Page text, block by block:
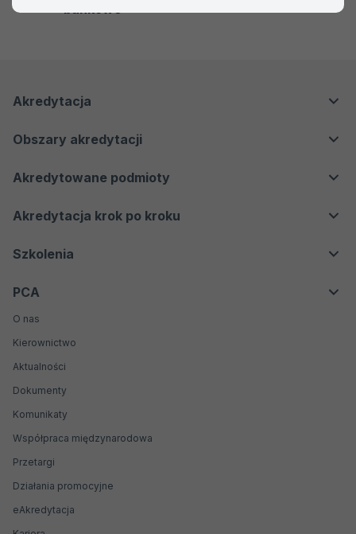
bankowe
Menu
nawigacyjne
Menu
Główne
Akredytacja
Dla przemysłu i biznesu
Badania biegłości
Obszary akredytacji
Jednostki certyfikujące
Weryfikatorzy środowiskowi EMAS
Organizatorzy badań biegłości
Akredytowane podmioty
Akredytacja krok po kroku
Szkolenia
PCA
O nas
Kierownictwo
Aktualności
Dokumenty
Komunikaty
Współpraca międzynarodowa
Przetargi
Działania promocyjne
eAkredytacja